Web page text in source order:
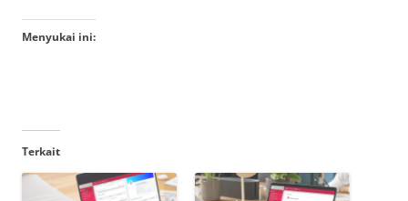
Menyukai ini:
Terkait